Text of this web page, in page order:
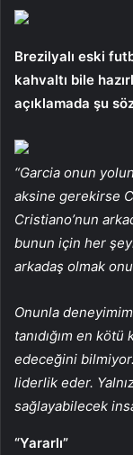
Brezilyalı eski
kahvaltı bile
açıklamada şu
“Garcia onun
aksine gerekirse
Cristiano’nun
bunun için her
arkadaş olmak
Onunla
tanıdığım en
edeceğini
liderlik eder.
sağlayabilecek
“Yararlı”